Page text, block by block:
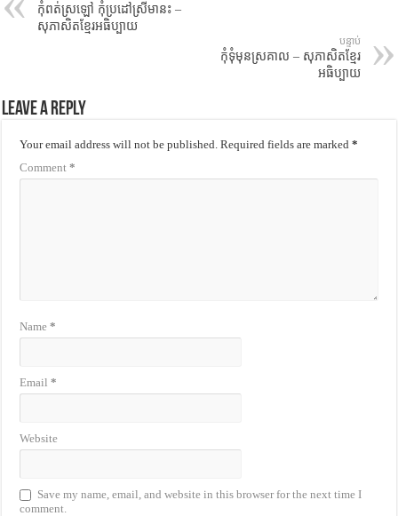
កុំពត់ស្រឡៅ កុំប្រដៅស្រីមានះ –
សុភាសិតខ្មែរអធិប្បាយ
បន្ទាប់
កុំទុំមុនស្រគាល – សុភាសិតខ្មែរ
អធិប្បាយ
Leave a Reply
Your email address will not be published. Required fields are marked*
Comment*
Name*
Email*
Website
Save my name, email, and website in this browser for the next time I
comment.